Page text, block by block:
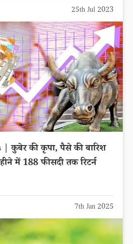
25th Jul 2023
कुबेर की कृपा, पैसे की बारिश
में 188 फीसदी तक रिटर्न
7th Jan 2025